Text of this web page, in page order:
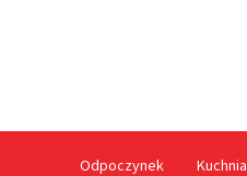
Odpoczynek Kuchnia